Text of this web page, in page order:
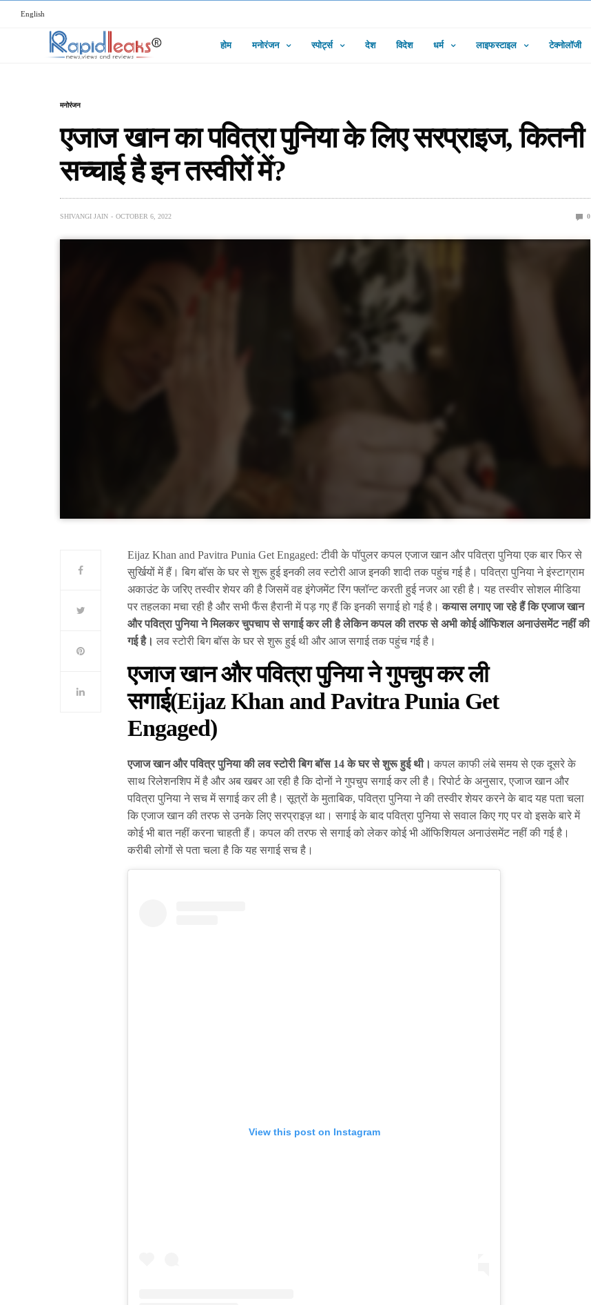
English
होम मनोरंजन स्पोर्ट्स देश विदेश धर्म लाइफस्टाइल टेक्नोलॉजी
मनोरंजन
एजाज खान का पवित्रा पुनिया के लिए सरप्राइज, कितनी
सच्चाई है इन तस्वीरों में?
SHIVANGI JAIN OCTOBER 6, 2022 0
Eijaz Khan and Pavitra Punia Get Engaged: टीवी के पॉपुलर कपल एजाज खान और पवित्रा पुनिया एक बार फिर से
सुर्खियों में हैं। बिग बॉस के घर से शुरू हुई इनकी लव स्टोरी आज इनकी शादी तक पहुंच गई है। पवित्रा पुनिया ने इंस्टाग्राम
अकाउंट के जरिए तस्वीर शेयर की है जिसमें वह इंगेजमेंट रिंग फ्लॉन्ट करती हुई नजर आ रही है। यह तस्वीर सोशल मीडिया
पर तहलका मचा रही है और सभी फैंस हैरानी में पड़ गए हैं कि इनकी सगाई हो गई है।कयास लगाए जा रहे हैं कि एजाज खान
और पवित्रा पुनिया ने मिलकर चुपचाप से सगाई कर ली है लेकिन कपल की तरफ से अभी कोई ऑफिशल अनाउंसमेंट नहीं की
गई है। लव स्टोरी बिग बॉस के घर से शुरू हुई थी और आज सगाई तक पहुंच गई है।
एजाज खान और पवित्रा पुनिया ने गुपचुप कर ली
सगाई(Eijaz Khan and Pavitra Punia Get
Engaged)
एजाज खान और पवित्र पुनिया की लव स्टोरी बिग बॉस 14 के घर से शुरू हुई थी। कपल काफी लंबे समय से एक दूसरे के
साथ रिलेशनशिप में है और अब खबर आ रही है कि दोनों ने गुपचुप सगाई कर ली है। रिपोर्ट के अनुसार, एजाज खान और
पवित्रा पुनिया ने सच में सगाई कर ली है। सूत्रों के मुताबिक, पवित्रा पुनिया ने की तस्वीर शेयर करने के बाद यह पता चला
कि एजाज खान की तरफ से उनके लिए सरप्राइज़ था। सगाई के बाद पवित्रा पुनिया से सवाल किए गए पर वो इसके बारे में
कोई भी बात नहीं करना चाहती हैं। कपल की तरफ से सगाई को लेकर कोई भी ऑफिशियल अनाउंसमेंट नहीं की गई है।
करीबी लोगों से पता चला है कि यह सगाई सच है।
View this post on Instagram